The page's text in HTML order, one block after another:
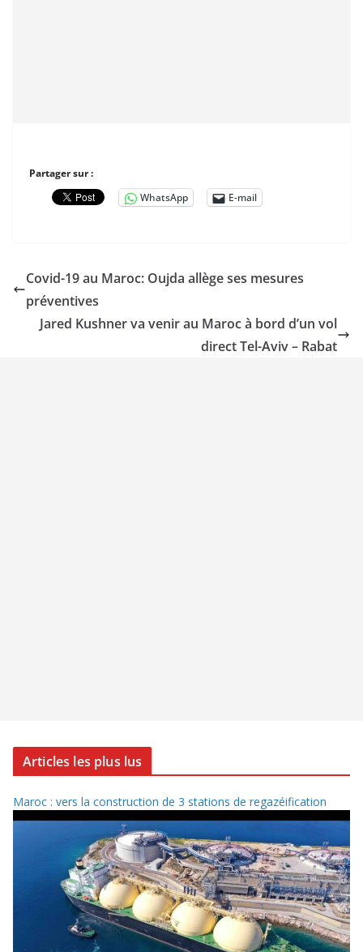
Partager sur :
WhatsApp
E-mail
Covid-19 au Maroc: Oujda allège ses mesures
préventives
Jared Kushner va venir au Maroc à bord d’un vol
direct Tel-Aviv – Rabat
Articles les plus lus
Maroc : vers la construction de 3 stations de regazéification